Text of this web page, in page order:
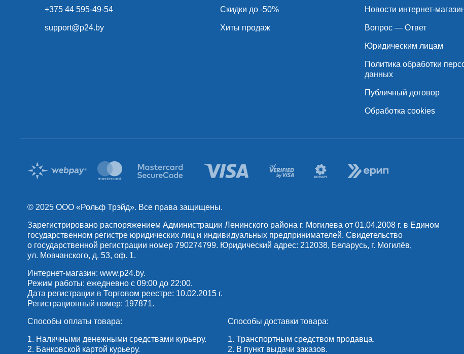
+375 44 595-49-54
support@p24.by
Скидки до -50%
Хиты продаж
Новости интернет-
Вопрос — Ответ
Юридическим лицам
Политика обработки
данных
Публичный договор
Обработка cookies
© 2025 OOO «Рольф Трэйд». Все права защищены.
Зарегистрировано распоряжением Администрации Ленинского района г. Могилева от 01.04.2008 г. в Едином
государственном регистре юридических лиц и индивидуальных предпринимателей. Свидетельство
о государственной регистрации номер 790274799. Юридический адрес: 212038, Беларусь, г. Могилёв,
ул. Мовчанского, д. 53, оф. 1.
Интернет-магазин: www.p24.by.
Режим работы: ежедневно с 09:00 до 22:00.
Дата регистрации в Торговом реестре: 10.02.2015 г.
Регистрационный номер: 197871.
Способы оплаты товара:
1. Наличными денежными средствами курьеру.
2. Банковской картой курьеру.
Способы доставки товара:
1. Транспортным средством продавца.
2. В пункт выдачи заказов.